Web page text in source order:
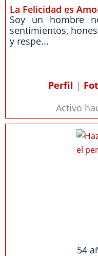
La Felicidad es
Soy un hombre
sentimientos,
y respe...
Perfil |
Activo
54